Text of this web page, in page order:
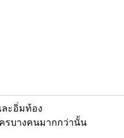
ะอิ่มท้อง
รบางคนมากกว่านั้น